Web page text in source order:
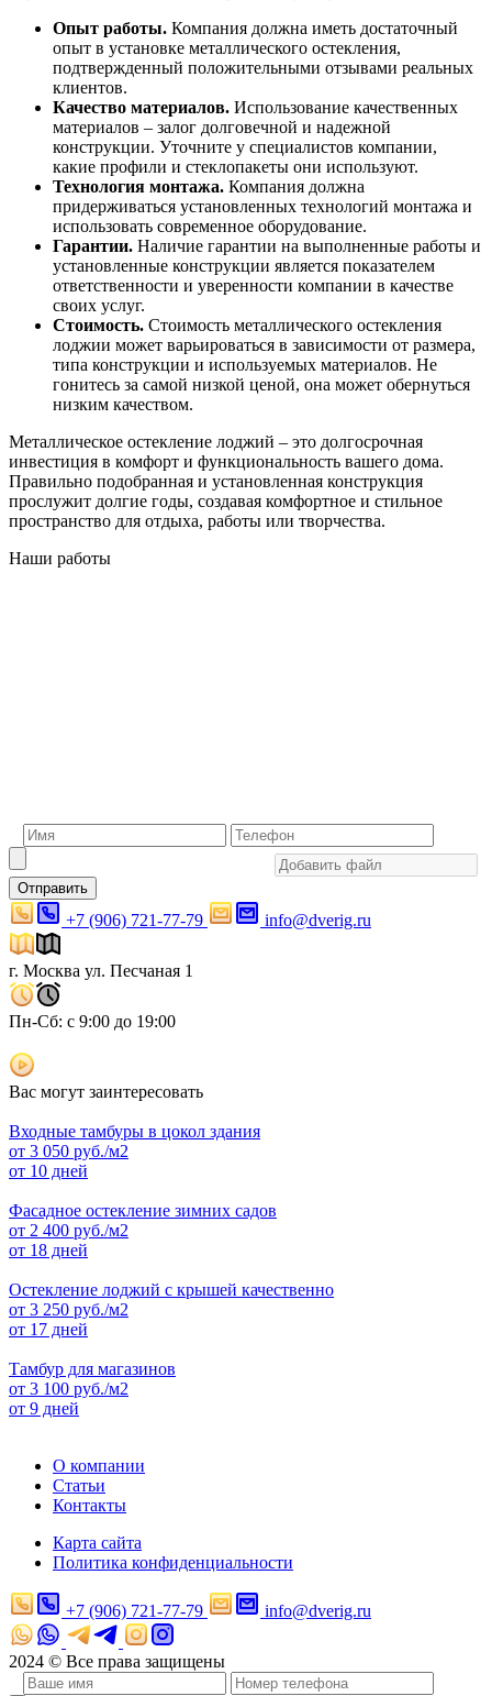
Опыт работы. Компания должна иметь достаточный
опыт в установке металлического остекления,
подтвержденный положительными отзывами реальных
клиентов.
Качество материалов. Использование качественных
материалов – залог долговечной и надежной
конструкции. Уточните у специалистов компании,
какие профили и стеклопакеты они используют.
Технология монтажа. Компания должна
придерживаться установленных технологий монтажа и
использовать современное оборудование.
Гарантии. Наличие гарантии на выполненные работы и
установленные конструкции является показателем
ответственности и уверенности компании в качестве
своих услуг.
Стоимость. Стоимость металлического остекления
лоджии может варьироваться в зависимости от размера,
типа конструкции и используемых материалов. Не
гонитесь за самой низкой ценой, она может обернуться
низким качеством.
Металлическое остекление лоджий – это долгосрочная
инвестиция в комфорт и функциональность вашего дома.
Правильно подобранная и установленная конструкция
прослужит долгие годы, создавая комфортное и стильное
пространство для отдыха, работы или творчества.
Наши работы
Отправить
+7 (906) 721-77-79 info@dverig.ru
г. Москва ул. Песчаная 1
Пн-Сб: с 9:00 до 19:00
Вас могут заинтересовать
Входные тамбуры в цокол здания
от 3 050 руб./м2
от 10 дней
Фасадное остекление зимних садов
от 2 400 руб./м2
от 18 дней
Остекление лоджий с крышей качественно
от 3 250 руб./м2
от 17 дней
Тамбур для магазинов
от 3 100 руб./м2
от 9 дней
О компании
Статьи
Контакты
Карта сайта
Политика конфиденциальности
+7 (906) 721-77-79 info@dverig.ru
2024 © Все права защищены